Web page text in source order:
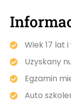
Wiek 17 lat
Uzyskany
Egzamin
Auto